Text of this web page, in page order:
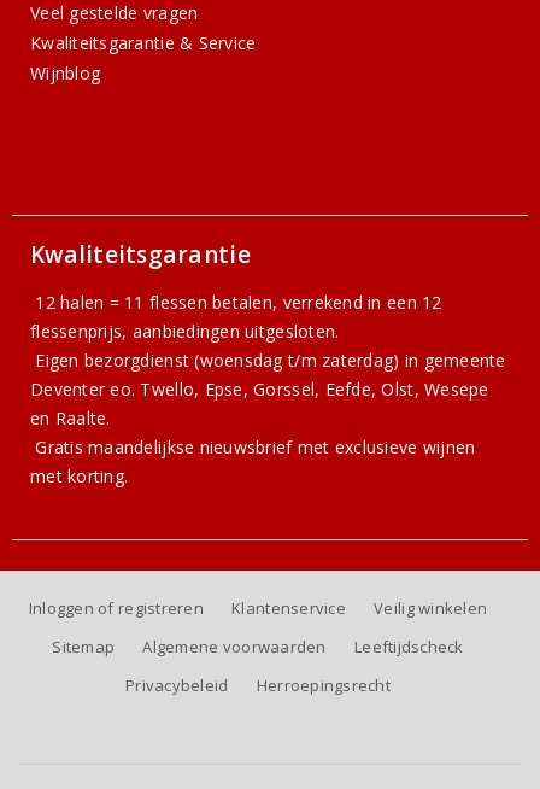
Veel gestelde vragen
Kwaliteitsgarantie & Service
Wijnblog
Kwaliteitsgarantie
12 halen = 11 flessen betalen, verrekend in een 12
flessenprijs, aanbiedingen uitgesloten.
Eigen bezorgdienst (woensdag t/m zaterdag) in gemeente
Deventer eo. Twello, Epse, Gorssel, Eefde, Olst, Wesepe
en Raalte.
Gratismaandelijkse nieuwsbriefmet exclusieve wijnen
met korting.
Inloggen of registreren Klantenservice
Veilig winkelen
Sitemap
Algemene voorwaarden
Leeftijdscheck
Privacybeleid
Herroepingsrecht